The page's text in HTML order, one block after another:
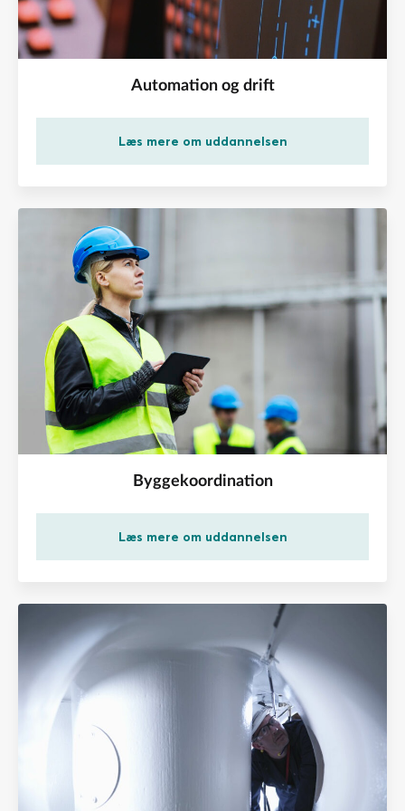
forstå effekten i værdikæden ved beslutninger om
outsourcing / off-shoring / insourcing / on-shoring
bruge indsigter i benchmarking, den cirkulære
Automation og drift
Læs mere om uddannelsen
Byggekoordination
Læs mere om uddannelsen